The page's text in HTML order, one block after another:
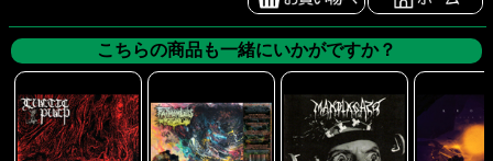
こちらの商品も一緒にいかがですか？